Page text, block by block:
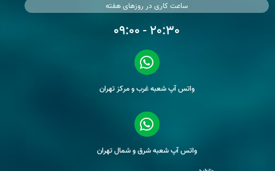
ساعت کاری در روزهای هفته
20:30 - 09:00
واتس آپ شعبه غرب و مرکز تهران
واتس آپ شعبه شرق و شمال تهران